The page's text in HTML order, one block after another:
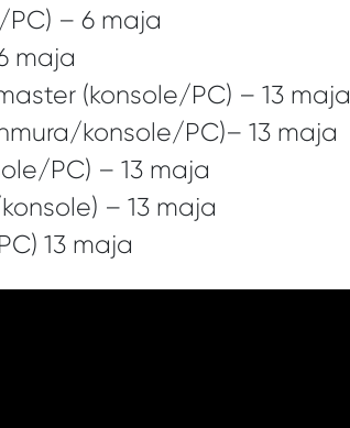
– 6 maja
maja
(konsole/PC) – 13 maja
konsole/PC)– 13 maja
PC) – 13 maja
– 13 maja
13 maja